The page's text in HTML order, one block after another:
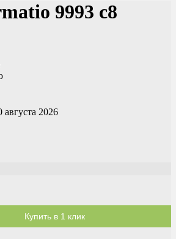
9993 c8
августа 2026
Купить в 1 клик